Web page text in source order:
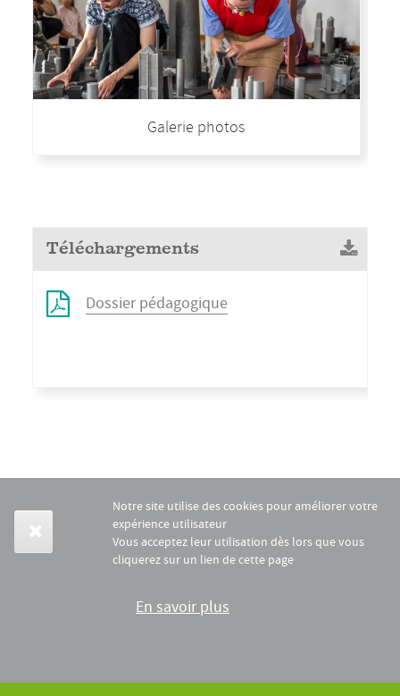
Galerie photos
Téléchargements
Dossier pédagogique
Notre site utilise des cookies pour améliorer votre
expérience utilisateur
Vous acceptez leur utilisation dès lors que vous
cliquerez sur un lien de cette page
En savoir plus